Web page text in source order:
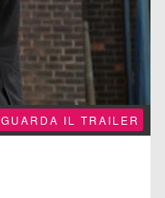
GUARDA IL TRAILER